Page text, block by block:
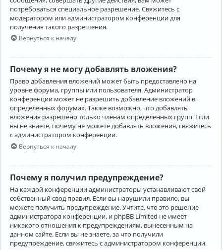
потребоваться специальное разрешение. Свяжитесь с
модератором или администратором конференции для
получения такого разрешения.
Вернуться к началу
Почему я не могу добавлять вложения?
Право добавления вложений может быть предоставлено на
уровне форума, группы или пользователя. Администратор
конференции может не разрешить добавление вложений в
определённых форумах. Также возможно, что добавлять
вложения разрешено только членам определённых групп. Если
вы не знаете, почему не можете добавлять вложения, свяжитесь
с администратором конференции.
Вернуться к началу
Почему я получил предупреждение?
На каждой конференции администраторы устанавливают свой
собственный свод правил. Если вы нарушили правило, вы
можете получить предупреждение. Учтите, что это решение
администратора конференции, и phpBB Limited не имеет
никакого отношения к предупреждениям, вынесенным на
данном сайте. Если вы не знаете, за что получили
предупреждение, свяжитесь с администратором конференции.